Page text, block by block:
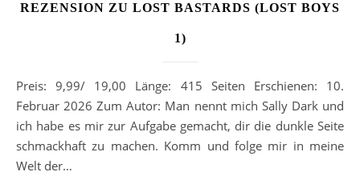
REZENSION ZU LOST BASTARDS (LOST BOYS
1)
Preis: 9,99/ 19,00 Länge: 415 Seiten Erschienen: 10.
Februar 2026 Zum Autor: Man nennt mich Sally Dark und
ich habe es mir zur Aufgabe gemacht, dir die dunkle Seite
schmackhaft zu machen. Komm und folge mir in meine
Welt der…